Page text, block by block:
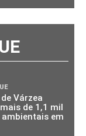
Várzea
de 1,1 mil
em